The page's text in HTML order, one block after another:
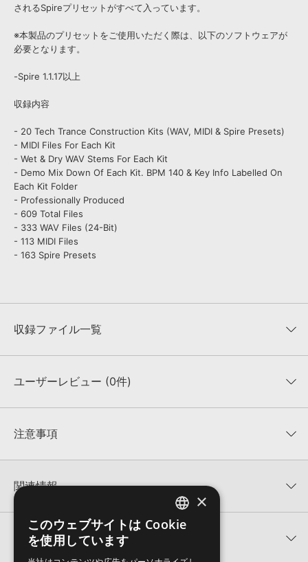
されるSpireプリセットがすべて入っています。
※本製品のプリセットをご使用いただく際は、以下のソフトウェアが
必要となります。
-Spire 1.1.17以上
収録内容
- 20 Tech Trance Construction Kits (WAV, MIDI & Spire Presets)
- MIDI Files For Each Kit
- Wet & Dry WAV Stems For Each Kit
- Demo Mix Down Of Each Kit. BPM 140 & Key Info Labelled On
Each Kit Folder
- Professionally Produced
- 609 Total Files
- 333 WAV Files (24-Bit)
- 113 MIDI Files
- 163 Spire Presets
収録ファイル一覧
収録ファイル一覧
ユーザーレビュー (0件)
★★★★★
★5
★2
★1
0%
注意事項
KONTAKTフォーマットは、
でお使いいただけます。無償版のKONTAKT PLAYERではお使いい
ただけませんので、ご注意ください。また、「ライブラリ・タブ」
への表示にも対応しておりません。
4GBを超えるデータに関するご注意：
FAT32でフォーマットされた
HDDには、1ファイル4GBを超えるデータを格納することができま
関連情報
【Producer Loops】約4,000タイトルのサンプルパックが最大
50%OFF！サマーセール！
関連サポート情報
ENGLISH
×
このウェブサイトは Cookie
を使用しています